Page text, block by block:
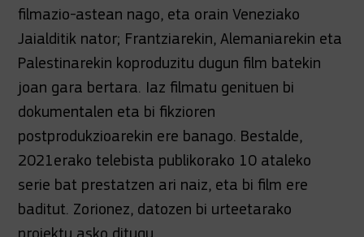
filmazio-astean nago, eta orain Veneziako
Jaialditik nator; Frantziarekin, Alemaniarekin eta
Palestinarekin koproduzitu dugun film batekin
joan gara bertara. Iaz filmatu genituen bi
dokumentalen eta bi fikzioren
postprodukzioarekin ere banago. Bestalde,
2021erako telebista publikorako 10 ataleko
serie bat prestatzen ari naiz, eta bi film ere
baditut. Zorionez, datozen bi urteetarako